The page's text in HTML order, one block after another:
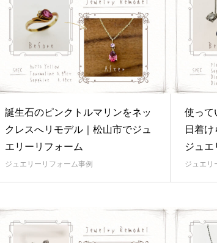
誕生石のピンクトルマリンをネッ
クレスへリモデル｜松山市でジュ
エリーリフォーム
ジュエリーリフォーム事例
使って
日着
ジュエ
ジュエリ